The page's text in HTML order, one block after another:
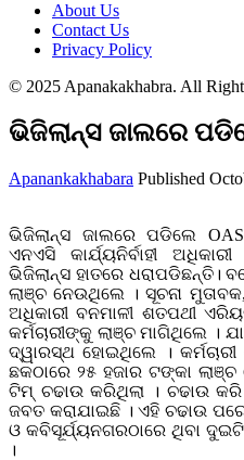
About Us
Contact Us
Privacy Policy
© 2025 Apanakakhabra. All
ଭିଜିଲାନ୍ସ ଜାଲରେ
Apanankakhabara Published
ଭିଜିଲାନ୍ସ ଜାଲରେ ପଡିଲେ
ଏନଏସି କାର୍ଯ୍ୟନିର୍ବାହୀ
ଭିଜିଲାନ୍ସ ହାତରେ ଧରାପଡିଛନ୍ତି।
ଲାଞ୍ଚ ନେଉଥିଲେ । ସୂଚନା
ଅଧିକାରୀ ବନମାଳୀ ଶତପଥୀ
କର୍ମଚାରୀଙ୍କୁ ଲାଞ୍ଚ ମାଗିଥିଲେ ।
ଦ୍ୱାରସ୍ଥ ହୋଇଥିଲେ ।
ଛକଠାରେ ୨୫ ହଜାର ଟଙ୍କା
ଟିମ୍ ଚଢାଉ କରିଥିଲା । ଚଢାଉ
ଜବତ କରାଯାଇଛି । ଏହି ଚଢାଉ
ଓ କବିସୂର୍ଯ୍ୟନଗରଠାରେ ଥିବା
।